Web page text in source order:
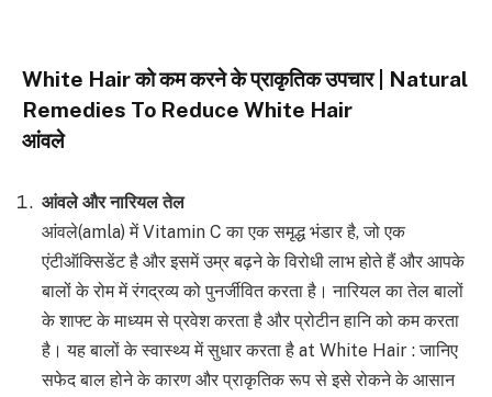
White Hairको कम करने के प्राकृतिक उपचार | Natural
Remedies To Reduce White Hair
आंवले
आंवले और नारियल तेल
आंवले(amla) में Vitamin C का एक समृद्ध भंडार है, जो एक
एंटीऑक्सिडेंट है और इसमें उम्र बढ़ने के विरोधी लाभ होते हैं और आपके
बालों के रोम में रंगद्रव्य को पुनर्जीवित करता है। नारियल का तेल बालों
के शाफ्ट के माध्यम से प्रवेश करता है और प्रोटीन हानि को कम करता
है। यह बालों के स्वास्थ्य में सुधार करता है at White Hair : जानिए
सफेद बाल होने के कारण और प्राकृतिक रूप से इसे रोकने के आसान